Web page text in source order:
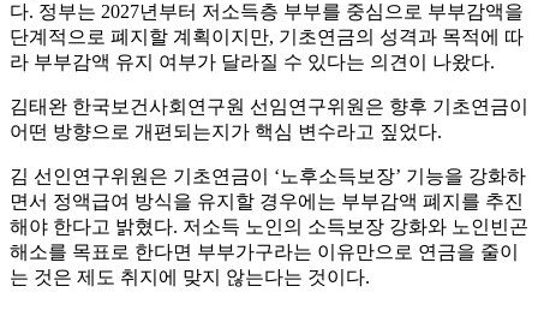
다. 정부는 2027년부터 저소득층 부부를 중심으로 부부감액을
단계적으로 폐지할 계획이지만, 기초연금의 성격과 목적에 따
라 부부감액 유지 여부가 달라질 수 있다는 의견이 나왔다.
김태완 한국보건사회연구원 선임연구위원은 향후 기초연금이
어떤 방향으로 개편되는지가 핵심 변수라고 짚었다.
김 선인연구위원은 기초연금이 ‘노후소득보장’ 기능을 강화하
면서 정액급여 방식을 유지할 경우에는 부부감액 폐지를 추진
해야 한다고 밝혔다. 저소득 노인의 소득보장 강화와 노인빈곤
해소를 목표로 한다면 부부가구라는 이유만으로 연금을 줄이
는 것은 제도 취지에 맞지 않는다는 것이다.